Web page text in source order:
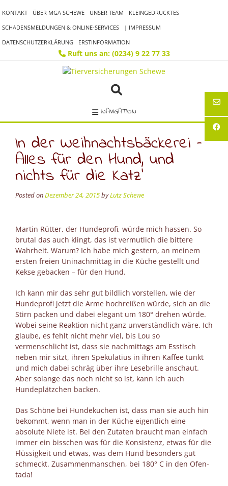
to
content
KONTAKT ÜBER MGA SCHEWE UNSER TEAM
KLEINGEDRUCKTES
SCHADENSMELDUNGEN & ONLINE-SERVICES
| IMPRESSUM
DATENSCHUTZERKLÄRUNG
ERSTINFORMATION
Ruft uns an: (0234) 9 22 77 33
NAVIGATION
In der Weihnachtsbäckerei –
Alles für den Hund, und
nichts für die Katz’
Posted onDezember 24, 2015byLutz Schewe
Martin Rütter, der Hundeprofi, würde mich hassen. So
brutal das auch klingt, das ist vermutlich die bittere
Wahrheit. Warum? Ich habe mich gestern, an meinem
ersten freien Uninachmittag in die Küche gestellt und
Kekse gebacken – für den Hund.
Ich kann mir das sehr gut bildlich vorstellen, wie der
Hundeprofi jetzt die Arme hochreißen würde, sich an die
Stirn packen und dabei elegant um 180° drehen würde.
Wobei seine Reaktion nicht ganz unverständlich wäre. Ich
glaube, es fehlt nicht mehr viel, bis Lou so
vermenschlicht ist, dass sie nachmittags am Esstisch
neben mir sitzt, ihren Spekulatius in ihren Kaffee tunkt
und mich dabei schräg über ihre Lesebrille anschaut.
Aber solange das noch nicht so ist, kann ich auch
Hundeplätzchen backen.
Das Schöne bei Hundekuchen ist, dass man sie auch hin
bekommt, wenn man in der Küche eigentlich eine
absolute Niete ist. Bei den Zutaten braucht man einfach
immer ein bisschen was für die Konsistenz, etwas für die
Flüssigkeit und etwas, was dem Hund besonders gut
schmeckt. Zusammenmanschen, bei 180° C in den Ofen-
tada!